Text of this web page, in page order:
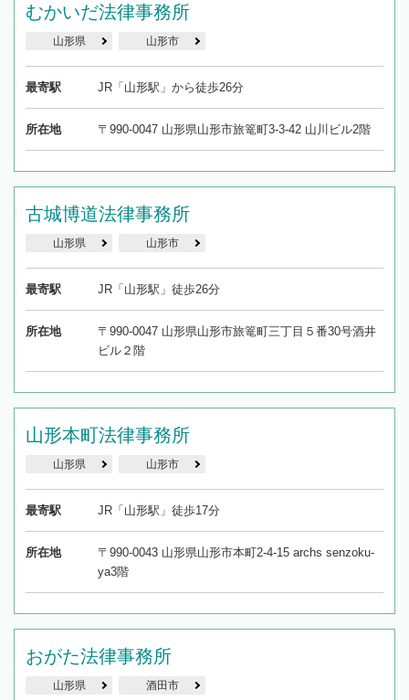
むかいだ法律事務所
山形県 山形市
最寄駅 JR「山形駅」から徒歩26分
所在地 〒990-0047 山形県山形市旅篭町3-3-42 山川ビル2階
古城博道法律事務所
山形県 山形市
最寄駅 JR「山形駅」徒歩26分
所在地
〒990-0047 山形県山形市旅篭町三丁目５番30号酒井
ビル２階
山形本町法律事務所
山形県 山形市
最寄駅 JR「山形駅」徒歩17分
所在地
〒990-0043 山形県山形市本町2-4-15 archs senzoku-
ya3階
おがた法律事務所
山形県 酒田市